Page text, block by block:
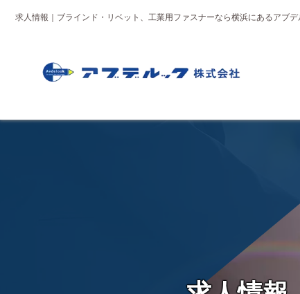
求人情報｜ブラインド・リベット、工業用ファスナーなら横浜にあるアブ